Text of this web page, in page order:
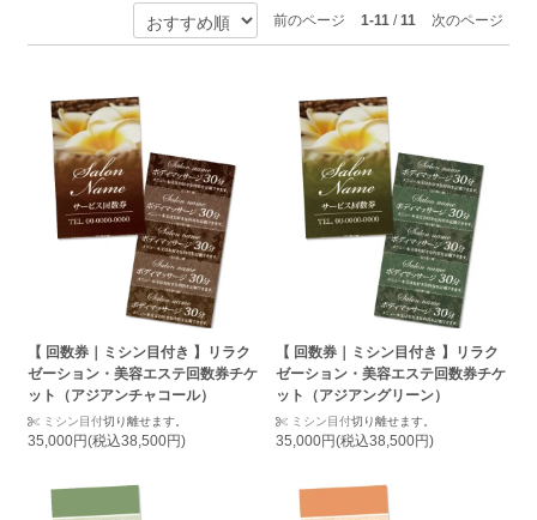
前のページ 1-11/11 次のページ
【 回数券｜ミシン目付き 】リラク
ゼーション・美容エステ回数券チケ
ット（アジアンチャコール）
ミシン目付切り離せます。
35,000円(税込38,500円)
【 回数券｜ミシン目付き 】リラク
ゼーション・美容エステ回数券チケ
ット（アジアングリーン）
ミシン目付切り離せます。
35,000円(税込38,500円)